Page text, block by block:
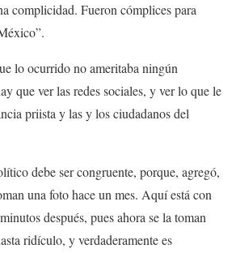
complicidad. Fueron cómplices para
lo ocurrido no ameritaba ningún
que ver las redes sociales, y ver lo que le
priista y las y los ciudadanos del
debe ser congruente, porque, agregó,
una foto hace un mes. Aquí está con
después, pues ahora se la toman
ridículo, y verdaderamente es